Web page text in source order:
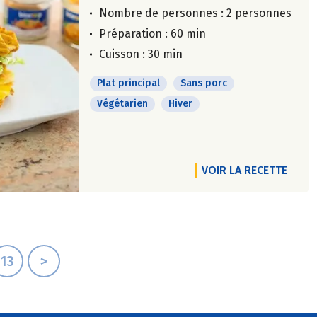
Nombre de personnes : 2 personnes
Préparation : 60 min
Cuisson : 30 min
Plat principal
Sans porc
Végétarien
Hiver
VOIR LA RECETTE
13 >